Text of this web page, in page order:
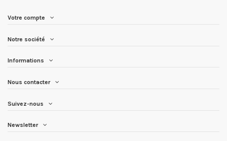
Votre compte
Notre société
Informations
Nous contacter
Suivez-nous
Newsletter